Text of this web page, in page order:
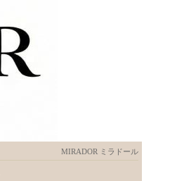
MIRADOR ミラドール